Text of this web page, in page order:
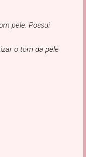
pele. Possui
o tom da pele